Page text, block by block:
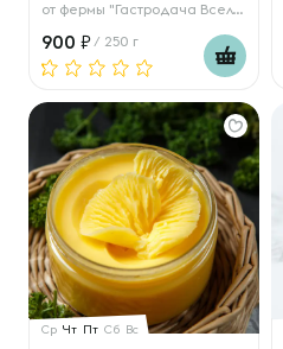
от фермы "Гастродача Вселуг"
900 / 250 г
Ср Чт Пт Сб Вс